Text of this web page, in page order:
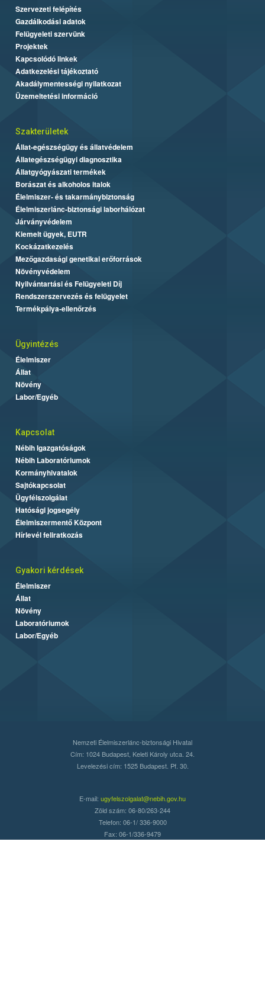
Szervezeti felépítés
Gazdálkodási adatok
Felügyeleti szervünk
Projektek
Kapcsolódó linkek
Adatkezelési tájékoztató
Akadálymentességi nyilatkozat
Üzemeltetési információ
Szakterületek
Állat-egészségügy és állatvédelem
Állategészségügyi diagnosztika
Állatgyógyászati termékek
Borászat és alkoholos italok
Élelmiszer- és takarmánybiztonság
Élelmiszerlánc-biztonsági laborhálózat
Járványvédelem
Kiemelt ügyek, EUTR
Kockázatkezelés
Mezőgazdasági genetikai erőforrások
Növényvédelem
Nyilvántartási és Felügyeleti Díj
Rendszerszervezés és felügyelet
Termékpálya-ellenőrzés
Ügyintézés
Élelmiszer
Állat
Növény
Labor/Egyéb
Kapcsolat
Nébih Igazgatóságok
Nébih Laboratóriumok
Kormányhivatalok
Sajtókapcsolat
Ügyfélszolgálat
Hatósági jogsegély
Élelmiszermentő Központ
Hírlevél feliratkozás
Gyakori kérdések
Élelmiszer
Állat
Növény
Laboratóriumok
Labor/Egyéb
Nemzeti Élelmiszerlánc-biztonsági Hivatal
Cím: 1024 Budapest, Keleti Károly utca. 24.
Levelezési cím: 1525 Budapest. Pf. 30.
E-mail: ugyfelszolgalat@nebih.gov.hu
Zöld szám: 06-80/263-244
Telefon: 06-1/ 336-9000
Fax: 06-1/336-9479